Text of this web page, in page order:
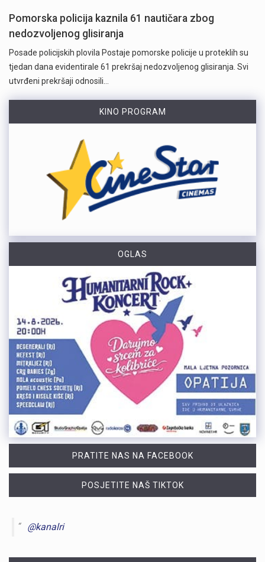
Pomorska policija kaznila 61 nautičara zbog
nedozvoljenog glisiranja
Posade policijskih plovila Postaje pomorske policije u proteklih su
tjedan dana evidentirale 61 prekršaj nedozvoljenog glisiranja. Svi
utvrđeni prekršaji odnosili…
KINO PROGRAM
OGLAS
PRATITE NAS NA FACEBOOK
POSJETITE NAŠ TIKTOK
@kanalri